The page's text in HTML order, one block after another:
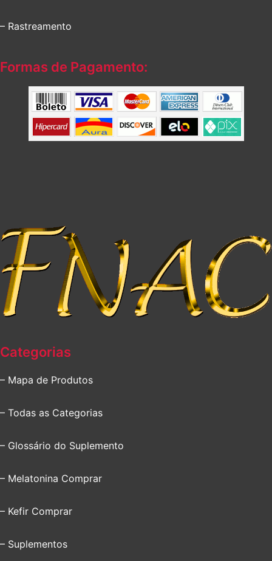
– Rastreamento
Formas de Pagamento:
Categorias
– Mapa de Produtos
– Todas as Categorias
– Glossário do Suplemento
– Melatonina Comprar
– Kefir Comprar
– Suplementos